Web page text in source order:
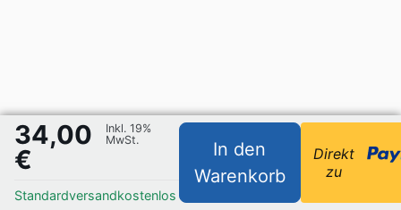
34,00
€
Inkl. 19%
MwSt.
Standardversandkostenlos
In den
Warenkorb
Direkt
zu